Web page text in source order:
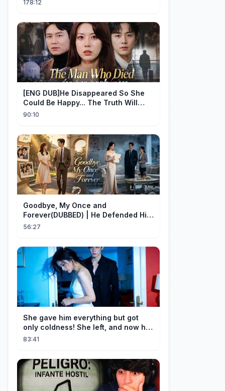
178:12
[ENG DUB]He Disappeared So She
Could Be Happy... The Truth Will
Make You Cry #emotional #shorts
90:10
Goodbye, My Once and
Forever(DUBBED) | He Defended His
Assistant After She Gave Her Son
56:27
She gave him everything but got
only coldness! She left, and now he
is dying of regret!
83:41